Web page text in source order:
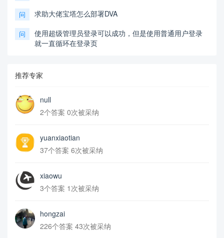
问 求助大佬宝塔怎么部署DVA
问
使用超级管理员登录可以成功，但是使用普通用户登录
就一直循环在登录页
推荐专家
null
2个答案 0次被采纳
yuanxiaotian
37个答案 6次被采纳
xiaowu
3个答案 1次被采纳
hongzai
226个答案 43次被采纳